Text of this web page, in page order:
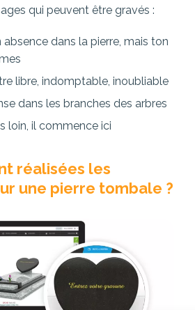
qui peuvent être gravés :
dans la pierre, mais ton
libre, indomptable, inoubliable
dans les branches des arbres
loin, il commence ici
réalisées les
une pierre tombale ?